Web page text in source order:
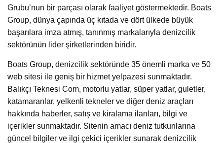
Grubu’nun bir parçası olarak faaliyet göstermektedir. Boats
Group, dünya çapında üç kıtada ve dört ülkede büyük
başarılara imza atmış, tanınmış markalarıyla denizcilik
sektörünün lider şirketlerinden biridir.
Boats Group, denizcilik sektöründe 35 önemli marka ve 50
web sitesi ile geniş bir hizmet yelpazesi sunmaktadır.
Balıkçı Teknesi Com, motorlu yatlar, süper yatlar, guletler,
katamaranlar, yelkenli tekneler ve diğer deniz araçları
hakkında haberler, satış ve kiralama ilanları, bilgi ve
içerikler sunmaktadır. Sitenin amacı deniz tutkunlarına
güncel bilgiler ve ilgi çekici içerikler sunarak denizcilik